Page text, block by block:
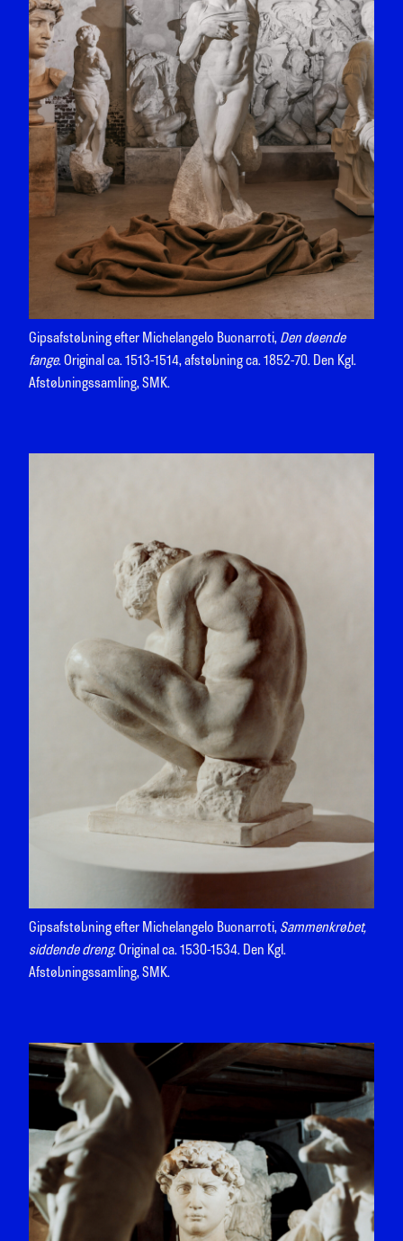
Gipsafstøbning efter Michelangelo Buonarroti, Den døende
fange. Original ca. 1513-1514, afstøbning ca. 1852-70. Den Kgl.
Afstøbningssamling, SMK.
Gipsafstøbning efter Michelangelo Buonarroti, Sammenkrøbet,
siddende dreng. Original ca. 1530-1534. Den Kgl.
Afstøbningssamling, SMK.